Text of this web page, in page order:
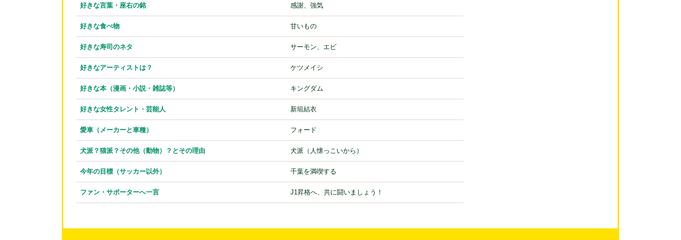
好きな言葉・座右の銘 感謝、強気
好きな食べ物 甘いもの
好きな寿司のネタ サーモン、エビ
好きなアーティストは？ ケツメイシ
好きな本（漫画・小説・雑誌等） キングダム
好きな女性タレント・芸能人 新垣結衣
愛車（メーカーと車種） フォード
犬派？猫派？その他（動物）？とその理由 犬派（人懐っこいから）
今年の目標（サッカー以外） 千葉を満喫する
ファン・サポーターへ一言 J1昇格へ、共に闘いましょう！